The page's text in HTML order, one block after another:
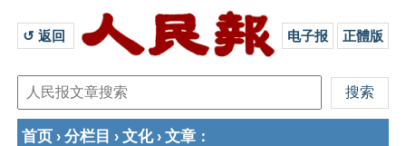
↺ 返回 电子报 正體版
首页 › 分栏目 › 文化› 文章 ：